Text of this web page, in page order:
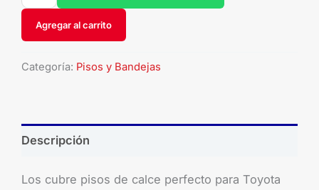
Agregar al carrito
Categoría: Pisos y Bandejas
Descripción
Los cubre pisos de calce perfecto para Toyota